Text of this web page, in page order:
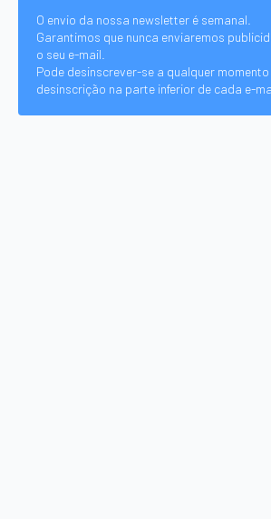
O envio da nossa newsletter é semanal.
Garantimos que nunca enviaremos
o seu e-mail.
Pode desinscrever-se a qualquer
desinscrição na parte inferior de cada e-